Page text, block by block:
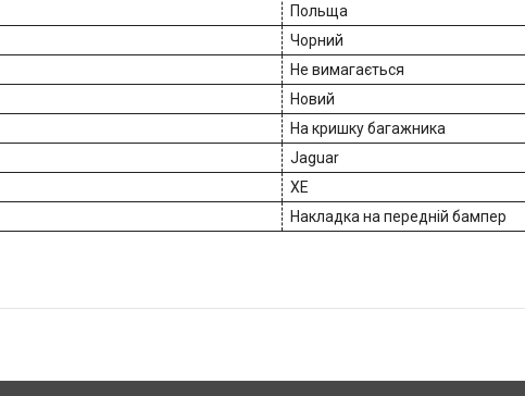
Польща
Чорний
Не вимагається
Новий
На кришку багажника
Jaguar
XE
Накладка на передній бампер